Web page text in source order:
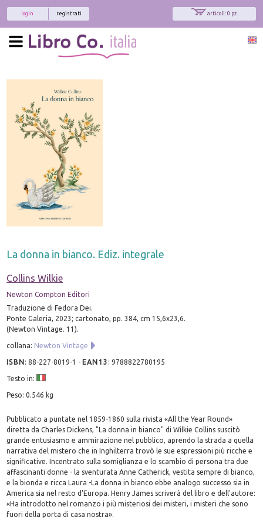
articoli: 0 pz.
registrati
login
La donna in bianco. Ediz. integrale
Collins Wilkie
Newton Compton Editori
Traduzione di Fedora Dei.
Ponte Galeria, 2023; cartonato, pp. 384, cm 15,6x23,6.
(Newton Vintage. 11).
collana: Newton Vintage
ISBN:88-227-8019-1 - EAN13 :9788822780195
Testo in:
Peso: 0.546 kg
Pubblicato a puntate nel 1859-1860 sulla rivista «All the Year Round»
diretta da Charles Dickens, "La donna in bianco" di Wilkie Collins suscitò
grande entusiasmo e ammirazione nel pubblico, aprendo la strada a quella
narrativa del mistero che in Inghilterra trovò le sue espressioni più ricche e
significative. Incentrato sulla somiglianza e lo scambio di persona tra due
affascinanti donne - la sventurata Anne Catherick, vestita sempre di bianco,
e la bionda e ricca Laura -La donna in bianco ebbe analogo successo sia in
America sia nel resto d'Europa. Henry James scriverà del libro e dell'autore:
«Ha introdotto nel romanzo i più misteriosi dei misteri, i misteri che sono
fuori della porta di casa nostra».